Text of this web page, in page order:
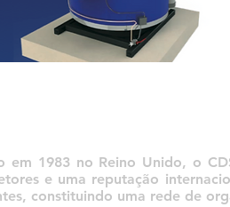
em 1983 no Reino Unido, o
e uma reputação
constituindo uma rede de